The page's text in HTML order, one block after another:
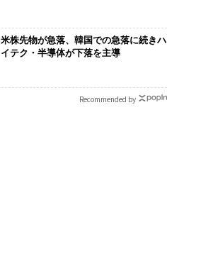
米株先物が急落、韓国での急落に続きハ
イテク・半導体が下落を主導
Recommended by